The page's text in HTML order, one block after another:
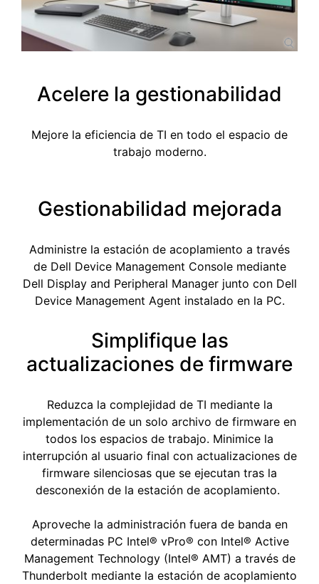
Acelere la gestionabilidad
Mejore la eficiencia de TI en todo el espacio de
trabajo moderno.
Gestionabilidad mejorada
Administre la estación de acoplamiento a través
de Dell Device Management Console mediante
Dell Display and Peripheral Manager junto con Dell
Device Management Agent instalado en la PC.
Simplifique las
actualizaciones de firmware
Reduzca la complejidad de TI mediante la
implementación de un solo archivo de firmware en
todos los espacios de trabajo. Minimice la
interrupción al usuario final con actualizaciones de
firmware silenciosas que se ejecutan tras la
desconexión de la estación de acoplamiento.
Aproveche la administración fuera de banda en
determinadas PC Intel® vPro® con Intel® Active
Management Technology (Intel® AMT) a través de
Thunderbolt mediante la estación de acoplamiento